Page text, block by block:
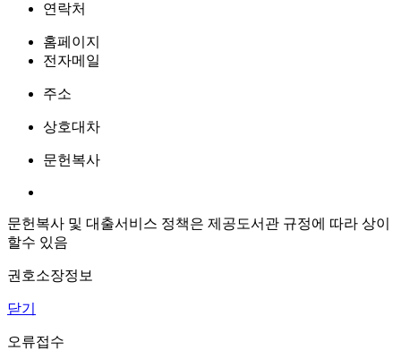
연락처
홈페이지
전자메일
주소
상호대차
문헌복사
문헌복사 및 대출서비스 정책은 제공도서관 규정에 따라 상이
할수 있음
권호소장정보
닫기
오류접수